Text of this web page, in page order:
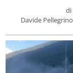
di
Davide Pellegrino